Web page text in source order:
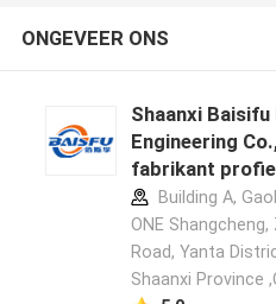
ONGEVEER ONS
Shaanxi
Engineering
fabrikant
Building A,
ONE Shangcheng,
Road, Yanta
Shaanxi Province